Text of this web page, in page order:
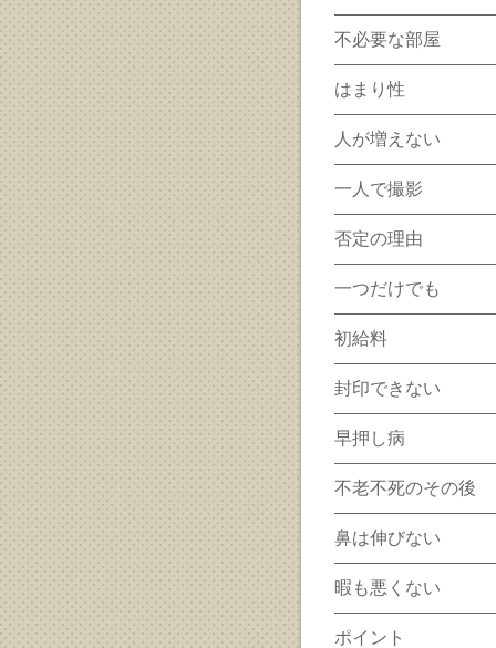
不必要な部屋
はまり性
人が増えない
一人で撮影
否定の理由
一つだけでも
初給料
封印できない
早押し病
不老不死のその後
鼻は伸びない
暇も悪くない
ポイント